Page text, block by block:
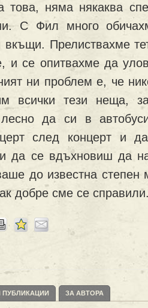
това, няма някаква
С Фил много
вкъщи. Прелиствахме
и се опитвахме да
ни проблем е, че
всички тези неща,
да си в
след концерт и
да се вдъхновиш да
до известна степен
добре сме се
ЗА АВТОРА